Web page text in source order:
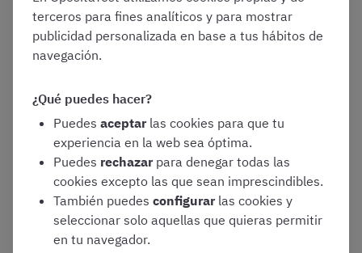
Nacional a través de una Comunidad Autónoma, deberéis
iniciar el trámite en las administración correspondiente
siguiendo sus indicaciones.
¿Buscas una preparación sólida para presentarte a las
oposiciones de Policía Nacional? ¡Prueba ahora al curso
de OpositaTest!
✨ Información sobre cambios legislativos y fechas clave
💡 Preguntas con soluciones justificadas y actualizadas
terceros para fines analíticos y para mostrar
publicidad personalizada en base a tus hábitos de
navegación.
¿Qué puedes hacer?
Puedes aceptar las cookies para que tu
experiencia en la web sea óptima.
Puedes rechazar para denegar todas las
cookies excepto las que sean imprescindibles.
También puedes configurar las cookies y
seleccionar solo aquellas que quieras permitir
en tu navegador.